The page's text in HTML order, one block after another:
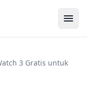
3 Gratis untuk